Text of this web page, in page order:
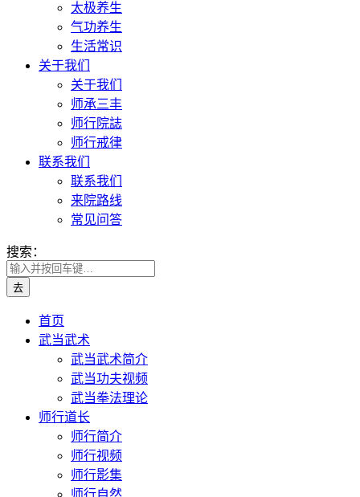
太极养生
气功养生
生活常识
关于我们
关于我们
师承三丰
师行院誌
师行戒律
联系我们
联系我们
来院路线
常见问答
搜索：
首页
武当武术
武当武术简介
武当功夫视频
武当拳法理论
师行道长
师行简介
师行视频
师行影集
师行自然